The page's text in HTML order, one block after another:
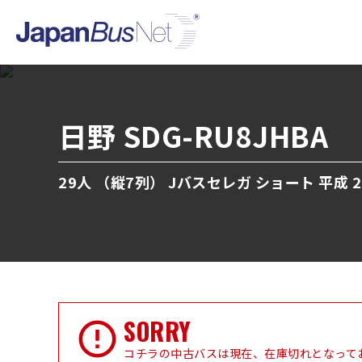
日野 SDG-RU8JHBA
29人 （縦7列） Jバスセレガ ショート 平成
SORRY
コチラの中古バスは現在、在庫切れとなって